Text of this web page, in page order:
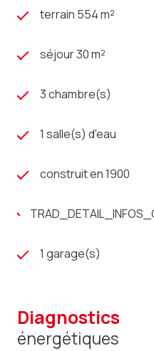
terrain 554 m²
séjour 30 m²
3 chambre(s)
1 salle(s) d'eau
construit en 1900
1 garage(s)
diagnostics
énergétiques